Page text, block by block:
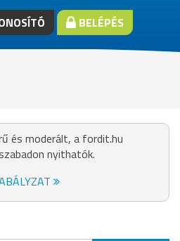
BELÉPÉS
és moderált, a fordit.hu
nyithatók.